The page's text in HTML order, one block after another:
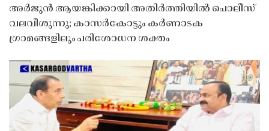
അർജുൻ ആയങ്കിക്കായി അതിർത്തിയിൽ പൊലീസ്
വലവീശുന്നു; കാസർകോട്ടും കർണാടക
ഗ്രാമങ്ങളിലും പരിശോധന ശക്തം